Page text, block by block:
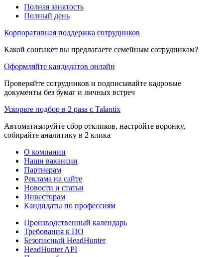
Полная занятость
Полный день
Корпоративная поддержка сотрудников
Какой соцпакет вы предлагаете семейным сотрудникам?
Оформляйте кандидатов онлайн
Проверяйте сотрудников и подписывайте кадровые
документы без бумаг и личных встреч
Ускорьте подбор в 2 раза с Talantix
Автоматизируйте сбор откликов, настройте воронку,
собирайте аналитику в 2 клика
О компании
Наши вакансии
Партнерам
Реклама на сайте
Новости и статьи
Инвесторам
Кандидаты по профессиям
Производственный календарь
Требования к ПО
Безопасный HeadHunter
HeadHunter API